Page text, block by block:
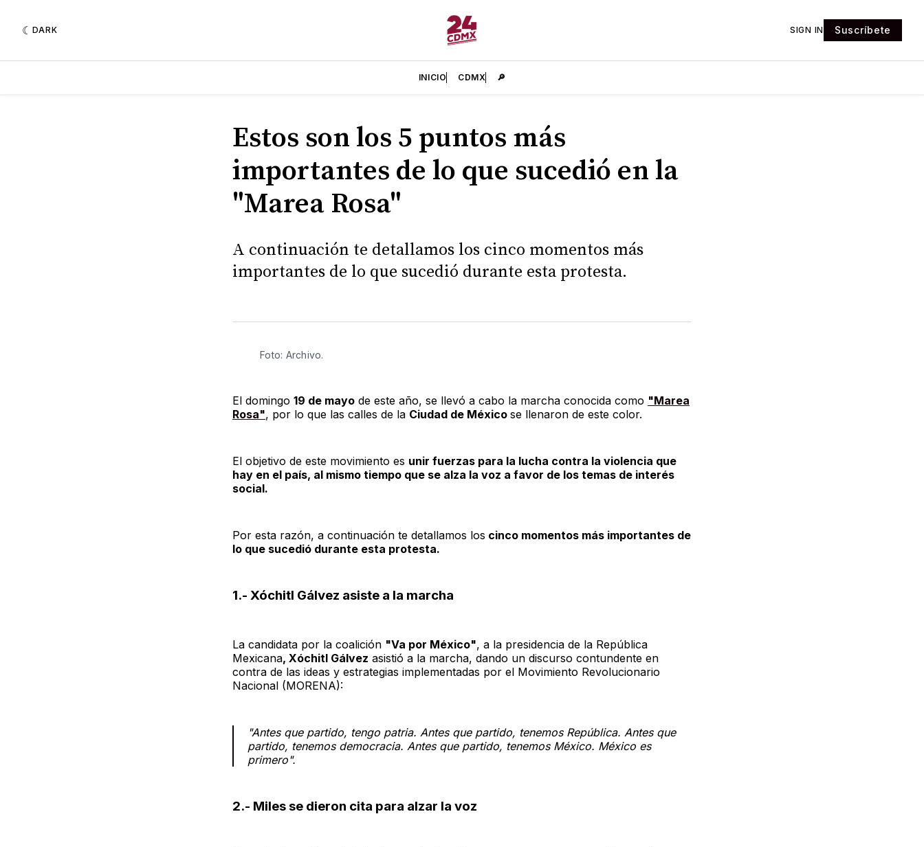
DARK SIGN IN Suscríbete
INICIO CDMX 🔎
Estos son los 5 puntos más
importantes de lo que sucedió en la
"Marea Rosa"
A continuación te detallamos los cinco momentos más
importantes de lo que sucedió durante esta protesta.
Foto: Archivo.
El domingo 19 de mayo de este año, se llevó a cabo la marcha conocida como "Marea
Rosa", por lo que las calles de la Ciudad de México se llenaron de este color.
El objetivo de este movimiento es unir fuerzas para la lucha contra la violencia que
hay en el país, al mismo tiempo que se alza la voz a favor de los temas de interés
social.
Por esta razón, a continuación te detallamos los cinco momentos más importantes de
lo que sucedió durante esta protesta.
1.- Xóchitl Gálvez asiste a la marcha
La candidata por la coalición "Va por México", a la presidencia de la República
Mexicana, Xóchitl Gálvez asistió a la marcha, dando un discurso contundente en
contra de las ideas y estrategias implementadas por el Movimiento Revolucionario
Nacional (MORENA):
"Antes que partido, tengo patria. Antes que partido, tenemos República. Antes que
partido, tenemos democracia. Antes que partido, tenemos México. México es
primero".
2.- Miles se dieron cita para alzar la voz